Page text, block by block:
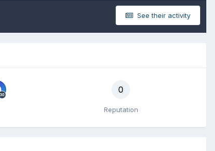
See their activity
0
Reputation